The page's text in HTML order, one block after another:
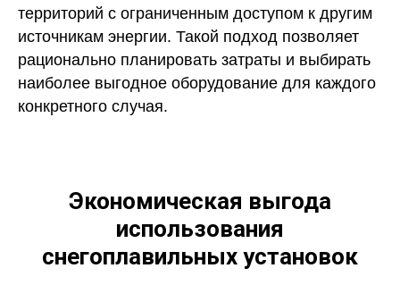
территорий с ограниченным доступом к другим
источникам энергии. Такой подход позволяет
рационально планировать затраты и выбирать
наиболее выгодное оборудование для каждого
конкретного случая.
Экономическая выгода
использования
снегоплавильных установок